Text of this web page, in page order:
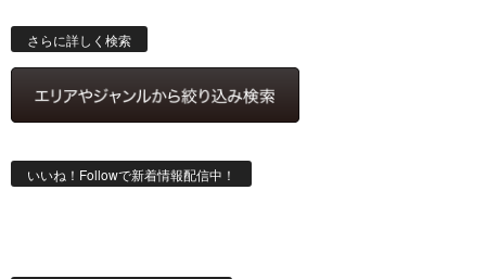
さらに詳しく検索
いいね！Followで新着情報配信中！